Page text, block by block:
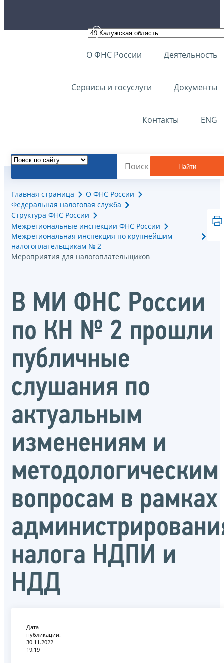
О ФНС России Деятельность
Сервисы и госуслуги Документы
Контакты ENG
Найти
Главная страница
О ФНС России
Федеральная налоговая служба
Структура ФНС России
Межрегиональные инспекции ФНС России
Межрегиональная инспекция по крупнейшим
налогоплательщикам № 2
Мероприятия для налогоплательщиков
В МИ ФНС России
по КН № 2 прошли
публичные
слушания по
актуальным
изменениям и
методологическим
вопросам в рамках
налога НДПИ и
НДД
Дата
публикации:
30.11.2022
19:19